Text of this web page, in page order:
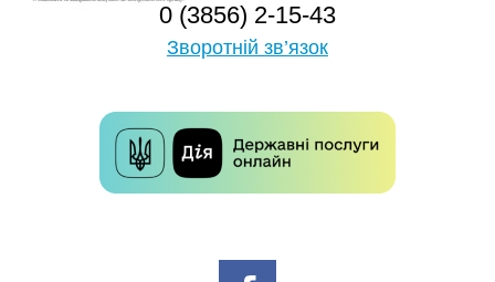
0 (3856) 2-15-43
Зворотній зв’язок